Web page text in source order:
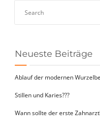
Neueste Beiträge
Ablauf der modernen
Stillen und Karies???
Wann sollte der erste